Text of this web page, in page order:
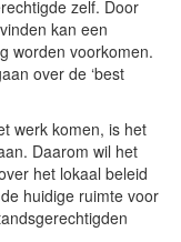
zelf. Door
kan een
worden voorkomen.
over de ‘best
werk komen, is het
Daarom wil het
het lokaal beleid
huidige ruimte voor